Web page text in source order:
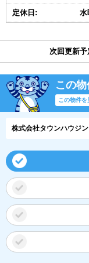
定休日: 水
次回更新
この
この物件
株式会社タウンハウジ